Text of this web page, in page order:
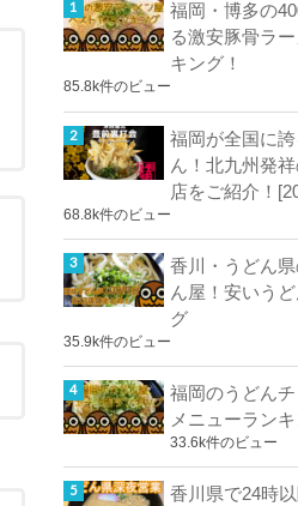
福岡・博多の
る激安豚骨ラ
キング！
85.8k件のビュー
福岡が全国に
ん！北九州発
店をご紹介！
68.8k件のビュー
香川・うどん
ん屋！安いう
グ
35.9k件のビュー
福岡のうどん
メニューラン
33.6k件のビュー
香川県で24時